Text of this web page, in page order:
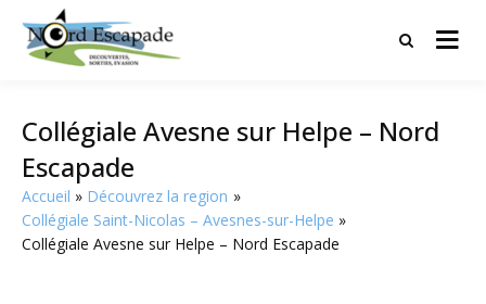
Tourisme et randonnées en Hauts
Collégiale Avesne sur Helpe – Nord
Escapade
Accueil
Découvrez la region
Collégiale Saint-Nicolas – Avesnes-sur-Helpe
Collégiale Avesne sur Helpe – Nord Escapade